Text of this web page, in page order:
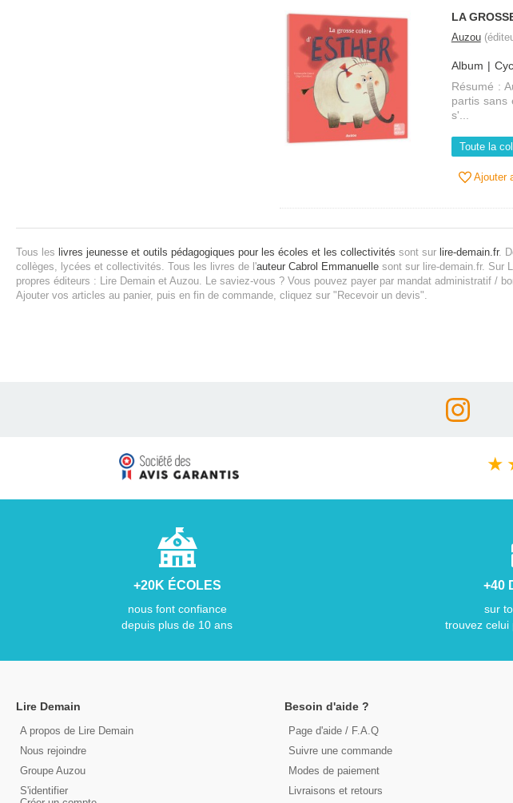
LA
Auzou
Album
Résumé :
partis sans
s'...
Toute la
Ajouter
Tous les livres jeunesse et outils pédagogiques pour les écoles et les collectivités sont sur lire-demain.fr.
collèges, lycées et collectivités. Tous les livres de l'auteur Cabrol Emmanuelle sont sur lire-demain.fr. Sur
propres éditeurs : Lire Demain et Auzou. Le saviez-vous ? Vous pouvez payer par mandat administratif /
Ajouter vos articles au panier, puis en fin de commande, cliquez sur "Recevoir un devis".
★
+20K ÉCOLES
nous font confiance
depuis plus de 10 ans
+40
sur
trouvez celui
Lire Demain
A propos de Lire Demain
Nous rejoindre
Groupe Auzou
S'identifier
Besoin d'aide ?
Page d'aide / F.A.Q
Suivre une commande
Modes de paiement
Livraisons et retours